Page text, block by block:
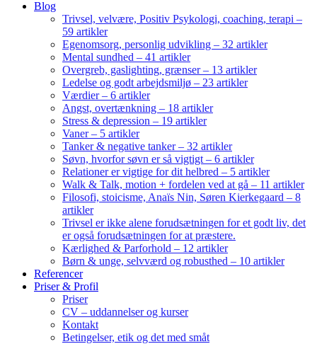
Blog
Trivsel, velvære, Positiv Psykologi, coaching, terapi –
59 artikler
Egenomsorg, personlig udvikling – 32 artikler
Mental sundhed – 41 artikler
Overgreb, gaslighting, grænser – 13 artikler
Ledelse og godt arbejdsmiljø – 23 artikler
Værdier – 6 artikler
Angst, overtænkning – 18 artikler
Stress & depression – 19 artikler
Vaner – 5 artikler
Tanker & negative tanker – 32 artikler
Søvn, hvorfor søvn er så vigtigt – 6 artikler
Relationer er vigtige for dit helbred – 5 artikler
Walk & Talk, motion + fordelen ved at gå – 11 artikler
Filosofi, stoicisme, Anaïs Nin, Søren Kierkegaard – 8
artikler
Trivsel er ikke alene forudsætningen for et godt liv, det
er også forudsætningen for at præstere.
Kærlighed & Parforhold – 12 artikler
Børn & unge, selvværd og robusthed – 10 artikler
Referencer
Priser & Profil
Priser
CV – uddannelser og kurser
Kontakt
Betingelser, etik og det med småt